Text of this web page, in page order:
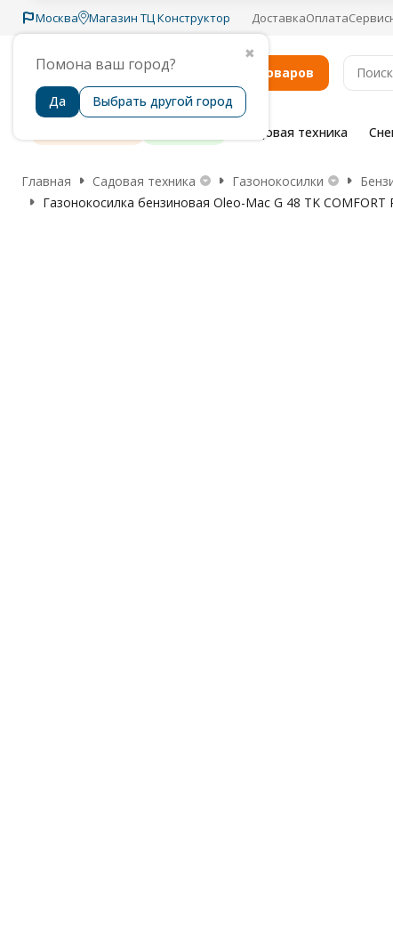
Москва
✖
Помона ваш город?
Да Выбрать другой город
Магазин ТЦ Конструктор ДоставкаОплата
Каталог товаров
Садовая техника
Главная Садовая техника Газонокосилки
Газонокосилка бензиновая Oleo-Mac G 48 TK COMFORT